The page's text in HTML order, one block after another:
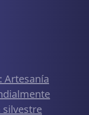
Artesanía
silvestre